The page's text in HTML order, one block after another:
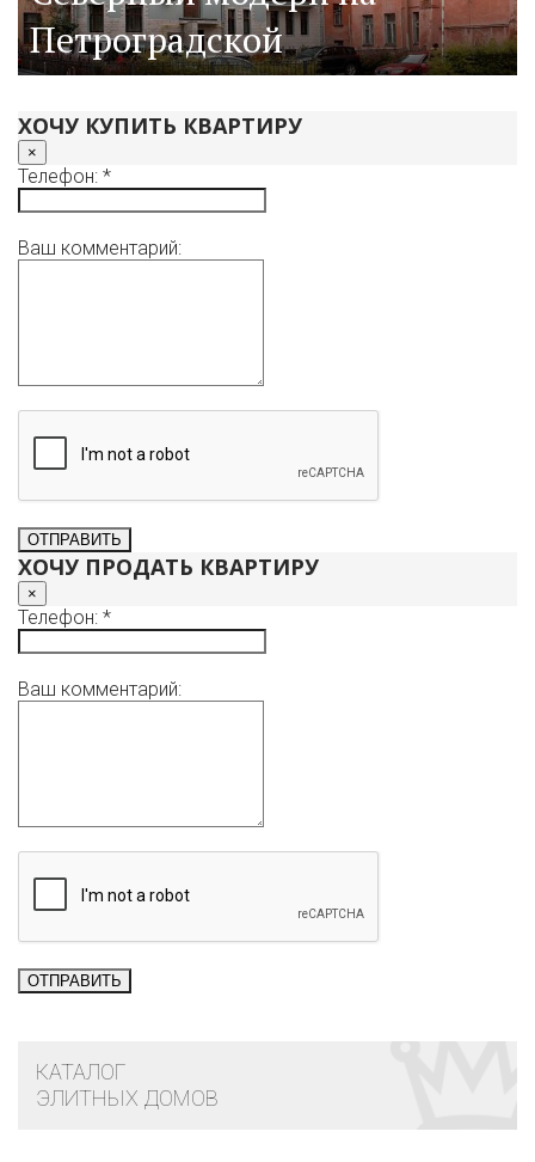
Петроградской
ХОЧУ КУПИТЬ КВАРТИРУ
×
Телефон: *
Ваш комментарий:
ХОЧУ ПРОДАТЬ КВАРТИРУ
×
Телефон: *
Ваш комментарий:
КАТАЛОГ
ЭЛИТНЫХ ДОМОВ